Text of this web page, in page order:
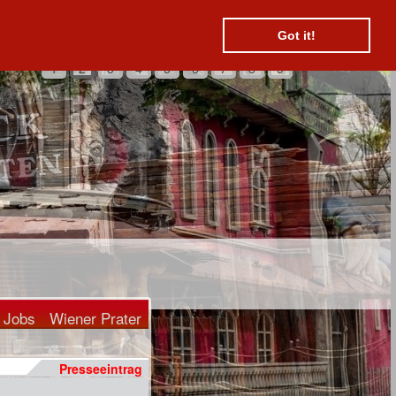
Got it!
9
8
7
6
5
4
3
2
1
Wiener Prater
Jobs
Presseeintrag